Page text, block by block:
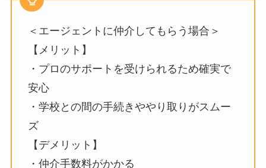
＜エージェントに仲介してもらう場合＞
【メリット】
・プロのサポートを受けられるため確実で
安心
・学校との間の手続きややり取りがスムー
ズ
【デメリット】
・仲介手数料がかかる